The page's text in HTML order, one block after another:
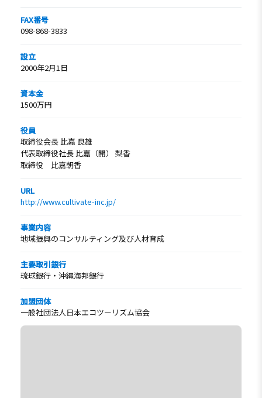
FAX番号
098-868-3833
設立
2000年2月1日
資本金
1500万円
役員
取締役会長 比嘉 良雄
代表取締役社長 比嘉（開） 梨香
取締役 比嘉朝香
URL
http://www.cultivate-inc.jp/
事業内容
地域振興のコンサルティング及び人材育成
主要取引銀行
琉球銀行・沖縄海邦銀行
加盟団体
一般社団法人日本エコツーリズム協会